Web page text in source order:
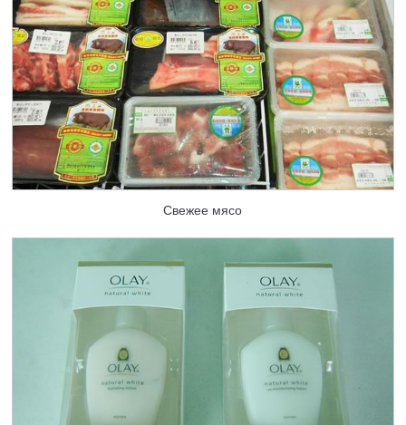
Свежее мясо